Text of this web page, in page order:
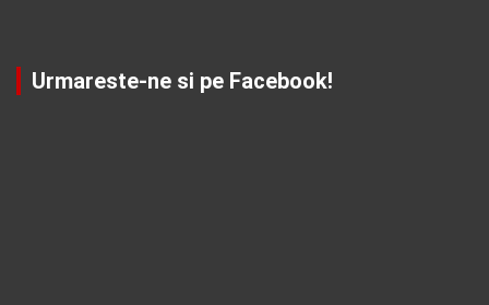
Urmareste-ne si pe Facebook!